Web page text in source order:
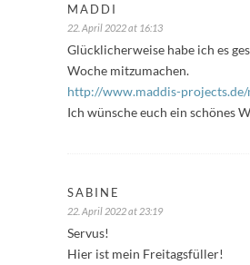
MADDI
22. April 2022 at 16:13
Glücklicherweise habe ich es
Woche mitzumachen.
http://www.maddis-
Ich wünsche euch ein schönes
SABINE
22. April 2022 at 23:19
Servus!
Hier ist mein Freitagsfüller!